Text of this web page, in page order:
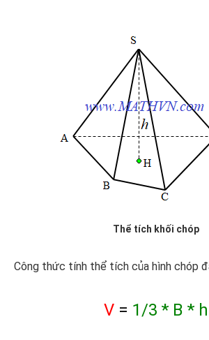
Thể tích khối chóp
Công thức tính thể tích của hình chóp
V = 1/3 * B * h